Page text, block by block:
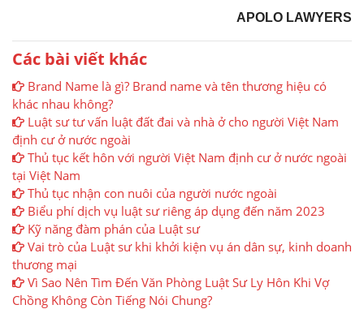
APOLO LAWYERS
Các bài viết khác
Brand Name là gì? Brand name và tên thương hiệu có
khác nhau không?
Luật sư tư vấn luật đất đai và nhà ở cho người Việt Nam
định cư ở nước ngoài
Thủ tục kết hôn với người Việt Nam định cư ở nước ngoài
tại Việt Nam
Thủ tục nhận con nuôi của người nước ngoài
Biểu phí dịch vụ luật sư riêng áp dụng đến năm 2023
Kỹ năng đàm phán của Luật sư
Vai trò của Luật sư khi khởi kiện vụ án dân sự, kinh doanh
thương mại
Vì Sao Nên Tìm Đến Văn Phòng Luật Sư Ly Hôn Khi Vợ
Chồng Không Còn Tiếng Nói Chung?